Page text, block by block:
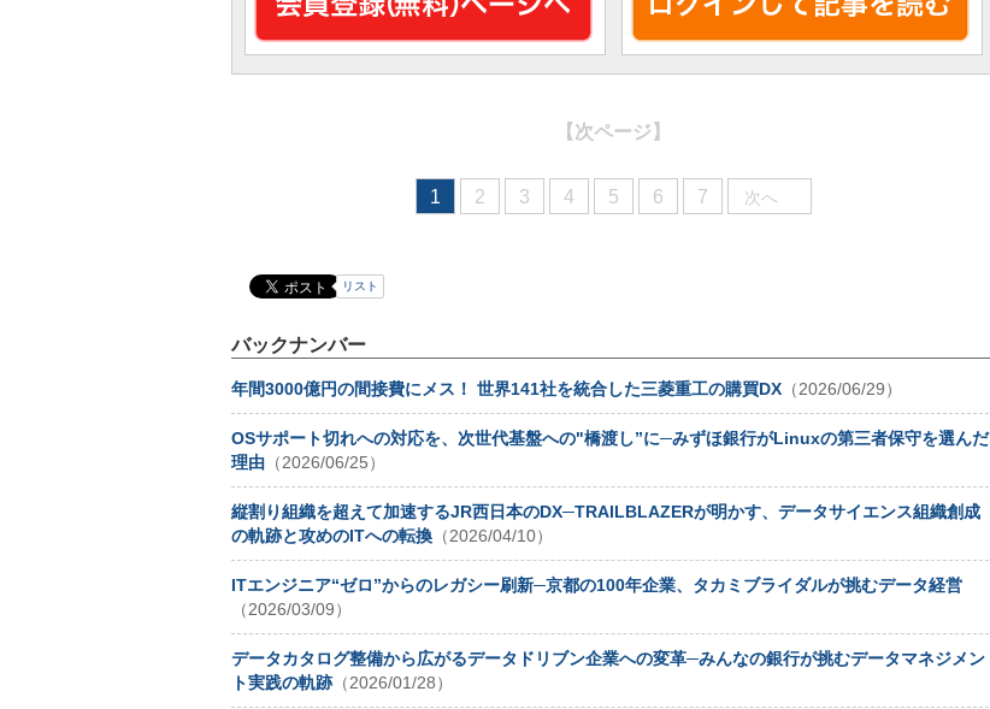
【次ページ】
1 2 3 4 5 6 7 次へ
リスト
バックナンバー
年間3000億円の間接費にメス！ 世界141社を統合した三菱重工の購買DX （2026/06/29）
OSサポート切れへの対応を、次世代基盤への"橋渡し”に─みずほ銀行がLinuxの第三者保守を選んだ
理由 （2026/06/25）
縦割り組織を超えて加速するJR西日本のDX─TRAILBLAZERが明かす、データサイエンス組織創成
の軌跡と攻めのITへの転換 （2026/04/10）
ITエンジニア“ゼロ”からのレガシー刷新─京都の100年企業、タカミブライダルが挑むデータ経営
（2026/03/09）
データカタログ整備から広がるデータドリブン企業への変革─みんなの銀行が挑むデータマネジメン
ト実践の軌跡（2026/01/28）